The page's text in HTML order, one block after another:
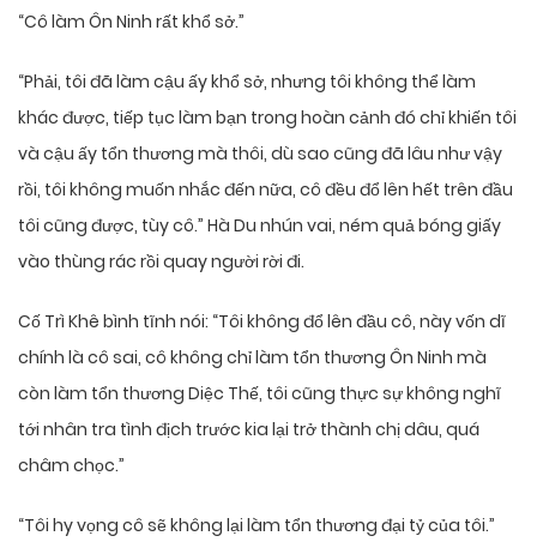
“Cô làm Ôn Ninh rất khổ sở.”
“Phải, tôi đã làm cậu ấy khổ sở, nhưng tôi không thể làm
khác được, tiếp tục làm bạn trong hoàn cảnh đó chỉ khiến tôi
và cậu ấy tổn thương mà thôi, dù sao cũng đã lâu như vậy
rồi, tôi không muốn nhắc đến nữa, cô đều đổ lên hết trên đầu
tôi cũng được, tùy cô.” Hà Du nhún vai, ném quả bóng giấy
vào thùng rác rồi quay người rời đi.
Cố Trì Khê bình tĩnh nói: “Tôi không đổ lên đầu cô, này vốn dĩ
chính là cô sai, cô không chỉ làm tổn thương Ôn Ninh mà
còn làm tổn thương Diệc Thế, tôi cũng thực sự không nghĩ
tới nhân tra tình địch trước kia lại trở thành chị dâu, quá
châm chọc.”
“Tôi hy vọng cô sẽ không lại làm tổn thương đại tỷ của tôi.”